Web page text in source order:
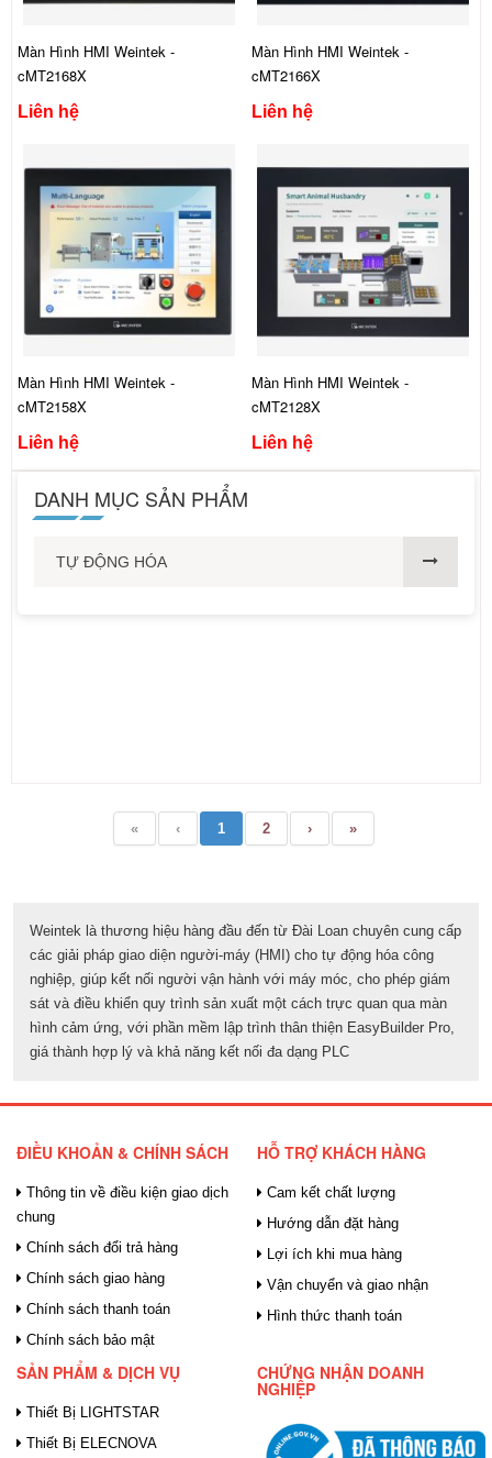
Màn Hình HMI Weintek -
cMT2168X
Liên hệ
Màn Hình HMI Weintek -
cMT2166X
Liên hệ
Màn Hình HMI Weintek -
cMT2158X
Liên hệ
Màn Hình HMI Weintek -
cMT2128X
Liên hệ
DANH MỤC SẢN PHẨM
TỰ ĐỘNG HÓA
« ‹ 1 2 › »
Weintek là thương hiệu hàng đầu đến từ Đài Loan chuyên cung cấp
các giải pháp giao diện người-máy (HMI) cho tự động hóa công
nghiệp, giúp kết nối người vận hành với máy móc, cho phép giám
sát và điều khiển quy trình sản xuất một cách trực quan qua màn
hình cảm ứng, với phần mềm lập trình thân thiện EasyBuilder Pro,
giá thành hợp lý và khả năng kết nối đa dạng PLC
ĐIỀU KHOẢN & CHÍNH SÁCH
Thông tin về điều kiện giao dịch
chung
Chính sách đổi trả hàng
Chính sách giao hàng
Chính sách thanh toán
Chính sách bảo mật
HỖ TRỢ KHÁCH HÀNG
Cam kết chất lượng
Hướng dẫn đặt hàng
Lợi ích khi mua hàng
Vận chuyển và giao nhận
Hình thức thanh toán
SẢN PHẨM & DỊCH VỤ
Thiết Bị LIGHTSTAR
Thiết Bị ELECNOVA
CHỨNG NHẬN DOANH
NGHIỆP